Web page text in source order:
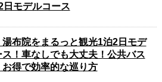
日モデルコース
湯布院をまるっと観光1泊2日モデ
ス！車なしでも大丈夫！公共バス
お得で効率的な巡り方